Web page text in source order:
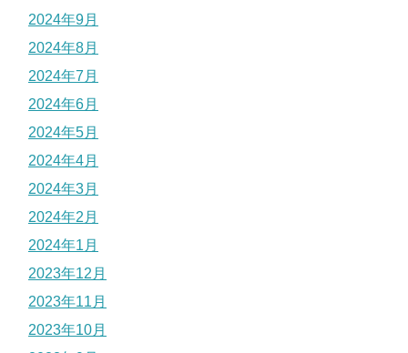
2024年9月
2024年8月
2024年7月
2024年6月
2024年5月
2024年4月
2024年3月
2024年2月
2024年1月
2023年12月
2023年11月
2023年10月